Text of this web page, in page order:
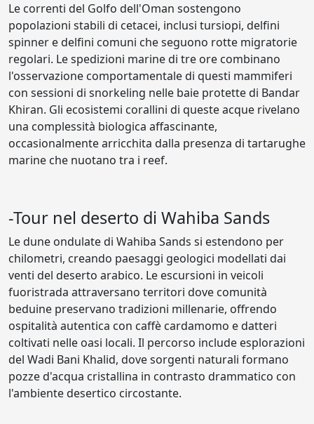
Le correnti del Golfo dell'Oman sostengono
popolazioni stabili di cetacei, inclusi tursiopi, delfini
spinner e delfini comuni che seguono rotte migratorie
regolari. Le spedizioni marine di tre ore combinano
l'osservazione comportamentale di questi mammiferi
con sessioni di snorkeling nelle baie protette di Bandar
Khiran. Gli ecosistemi corallini di queste acque rivelano
una complessità biologica affascinante,
occasionalmente arricchita dalla presenza di tartarughe
marine che nuotano tra i reef.
-Tour nel deserto di Wahiba Sands
Le dune ondulate di Wahiba Sands si estendono per
chilometri, creando paesaggi geologici modellati dai
venti del deserto arabico. Le escursioni in veicoli
fuoristrada attraversano territori dove comunità
beduine preservano tradizioni millenarie, offrendo
ospitalità autentica con caffè cardamomo e datteri
coltivati nelle oasi locali. Il percorso include esplorazioni
del Wadi Bani Khalid, dove sorgenti naturali formano
pozze d'acqua cristallina in contrasto drammatico con
l'ambiente desertico circostante.